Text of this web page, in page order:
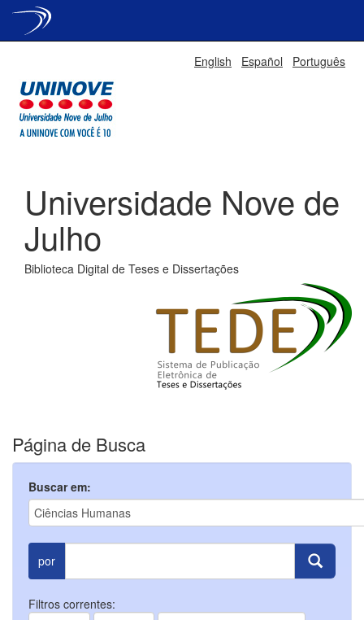
English Español Português
Universidade Nove de
Julho
Biblioteca Digital de Teses e Dissertações
Página de Busca
Buscar em:
por
Filtros correntes: